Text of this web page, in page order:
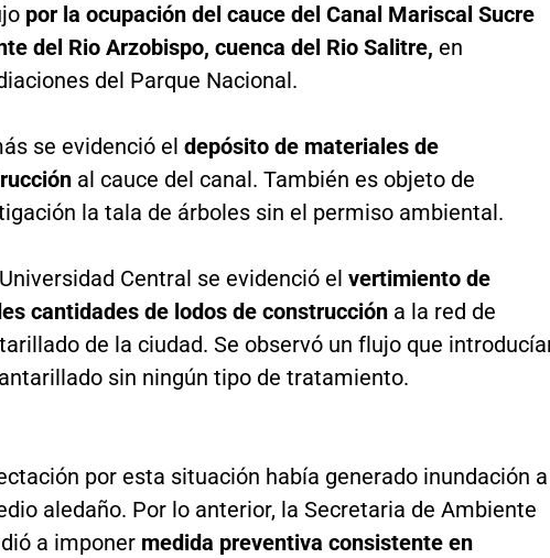
por la ocupación del cauce del Canal Mariscal Sucre
del Rio Arzobispo, cuenca del Rio Salitre, en
del Parque Nacional.
se evidenció el depósito de materiales de
al cauce del canal. También es objeto de
la tala de árboles sin el permiso ambiental.
Central se evidenció el vertimiento de
cantidades de lodos de construccióna la red de
de la ciudad. Se observó un flujo que
sin ningún tipo de tratamiento.
por esta situación había generado inundación a
aledaño. Por lo anterior, la Secretaria de Ambiente
a imponer medida preventiva consistente en